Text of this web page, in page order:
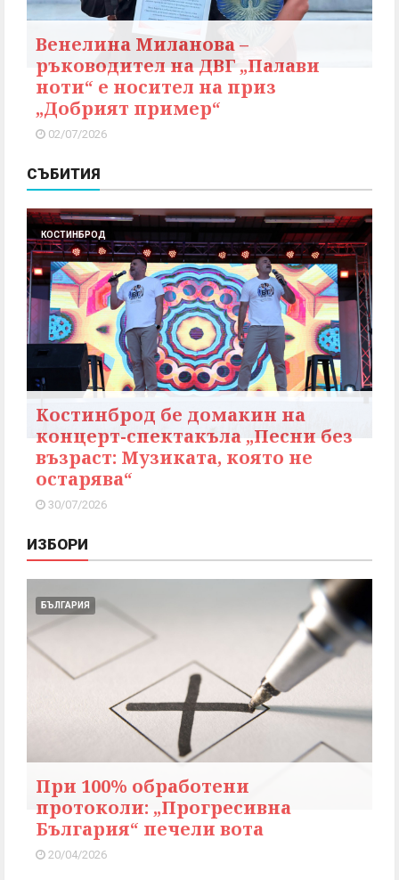
Венелина Миланова –
ръководител на ДВГ „Палави
ноти“ е носител на приз
„Добрият пример“
02/07/2026
СЪБИТИЯ
КОСТИНБРОД
Костинброд бе домакин на
концерт-спектакъла „Песни без
възраст: Музиката, която не
остарява“
30/07/2026
ИЗБОРИ
БЪЛГАРИЯ
При 100% обработени
протоколи: „Прогресивна
България“ печели вота
20/04/2026